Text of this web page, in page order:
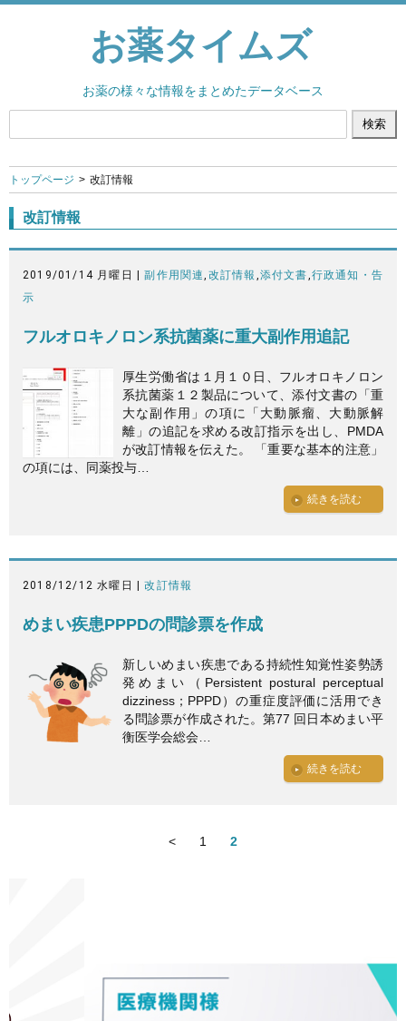
お薬タイムズ
お薬の様々な情報をまとめたデータベース
トップページ 改訂情報
改訂情報
2019/01/14 月曜日 |副作用関連, 改訂情報 ,添付文書,行政通知・告
示
フルオロキノロン系抗菌薬に重大副作用追記
厚生労働省は１月１０日、フルオロキノロン
系抗菌薬１２製品について、添付文書の「重
大な副作用」の項に「大動脈瘤、大動脈解
離」の追記を求める改訂指示を出し、PMDA
が改訂情報を伝えた。 「重要な基本的注意」
の項には、同薬投与…
続きを読む
2018/12/12 水曜日 |改訂情報
めまい疾患PPPDの問診票を作成
新しいめまい疾患である持続性知覚性姿勢誘
発めまい（Persistent postural perceptual
dizziness；PPPD）の重症度評価に活用でき
る問診票が作成された。第77 回日本めまい平
衡医学会総会…
続きを読む
< 1 2